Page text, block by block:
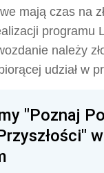
mają czas na
programu
należy
udział w
"Poznaj